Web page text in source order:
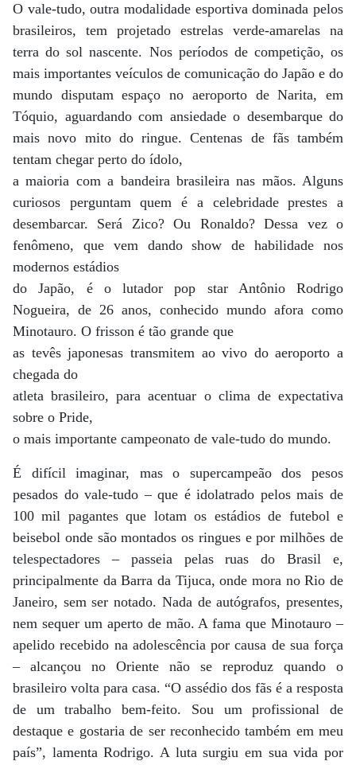
O vale-tudo, outra modalidade esportiva dominada pelos
brasileiros, tem projetado estrelas verde-amarelas na
terra do sol nascente. Nos períodos de competição, os
mais importantes veículos de comunicação do Japão e do
mundo disputam espaço no aeroporto de Narita, em
Tóquio, aguardando com ansiedade o desembarque do
mais novo mito do ringue. Centenas de fãs também
tentam chegar perto do ídolo,
a maioria com a bandeira brasileira nas mãos. Alguns
curiosos perguntam quem é a celebridade prestes a
desembarcar. Será Zico? Ou Ronaldo? Dessa vez o
fenômeno, que vem dando show de habilidade nos
modernos estádios
do Japão, é o lutador pop star Antônio Rodrigo
Nogueira, de 26 anos, conhecido mundo afora como
Minotauro. O frisson é tão grande que
as tevês japonesas transmitem ao vivo do aeroporto a
chegada do
atleta brasileiro, para acentuar o clima de expectativa
sobre o Pride,
o mais importante campeonato de vale-tudo do mundo.
É difícil imaginar, mas o supercampeão dos pesos
pesados do vale-tudo – que é idolatrado pelos mais de
100 mil pagantes que lotam os estádios de futebol e
beisebol onde são montados os ringues e por milhões de
telespectadores – passeia pelas ruas do Brasil e,
principalmente da Barra da Tijuca, onde mora no Rio de
Janeiro, sem ser notado. Nada de autógrafos, presentes,
nem sequer um aperto de mão. A fama que Minotauro –
apelido recebido na adolescência por causa de sua força
– alcançou no Oriente não se reproduz quando o
brasileiro volta para casa. “O assédio dos fãs é a resposta
de um trabalho bem-feito. Sou um profissional de
destaque e gostaria de ser reconhecido também em meu
país”, lamenta Rodrigo. A luta surgiu em sua vida por